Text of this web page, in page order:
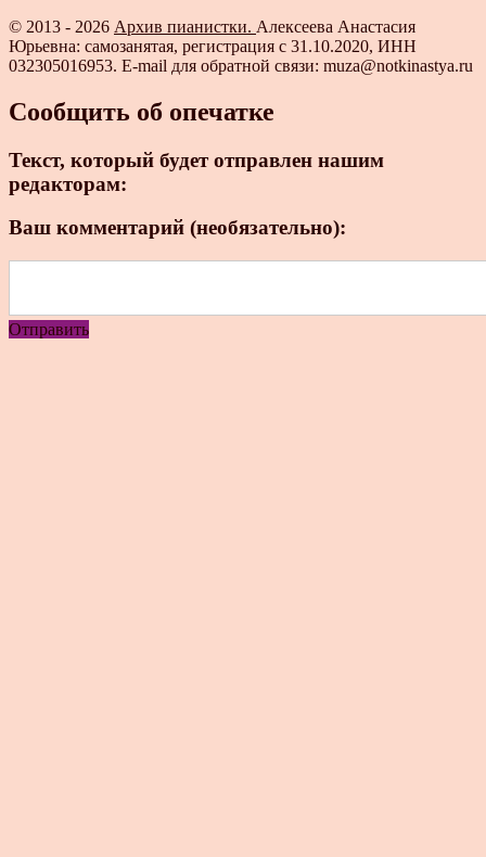
© 2013 - 2026 Архив пианистки. Алексеева Анастасия
Юрьевна: самозанятая, регистрация с 31.10.2020, ИНН
032305016953. E-mail для обратной связи: muza@notkinastya.ru
Сообщить об опечатке
Текст, который будет отправлен нашим
редакторам:
Ваш комментарий (необязательно):
Отправить